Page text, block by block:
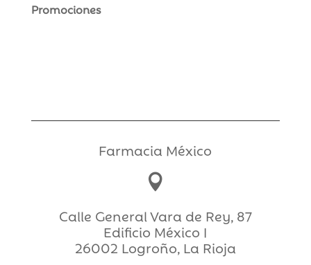
Promociones
Farmacia México

Calle General Vara de Rey, 87
Edificio México I
26002 Logroño, La Rioja